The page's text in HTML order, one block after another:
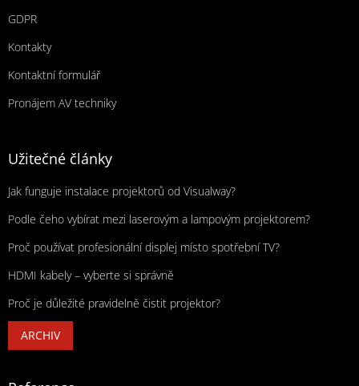
GDPR
Kontakty
Kontaktní formulář
Pronájem AV techniky
Užitečné články
Jak funguje instalace projektorů od Visualway?
Podle čeho vybírat mezi laserovým a lampovým projektorem?
Proč používat profesionální displej místo spotřební TV?
HDMI kabely – vyberte si správně
Proč je důležité pravidelně čistit projektor?
ARCHIV